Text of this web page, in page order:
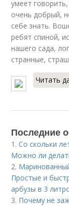
умеет
очень добрый,
себе знать.
ребят спиной,
нашего сада,
странные,
Читать
Последние
1.Со скольки
Можно ли
2.
Простые и
арбузы в 3
3. Почему не